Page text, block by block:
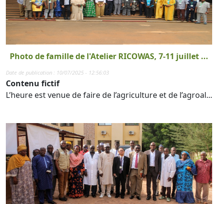
Photo de famille de l'Atelier RICOWAS, 7-11 juillet ...
Date de publication : 10/07/2025 - 12:56:03
Contenu fictif
L’heure est venue de faire de l’agriculture et de l’agroal...